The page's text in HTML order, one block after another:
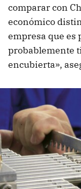
comparar con
económico
empresa que es
probablemente
encubierta»,